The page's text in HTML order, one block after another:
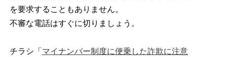
を要求することもありません。
不審な電話はすぐに切りましょう。
チラシ「 マイナンバー制度に便乗した詐欺に注意